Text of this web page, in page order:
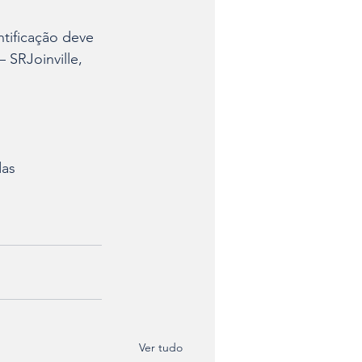
deve
SRJoinville,
Ver tudo